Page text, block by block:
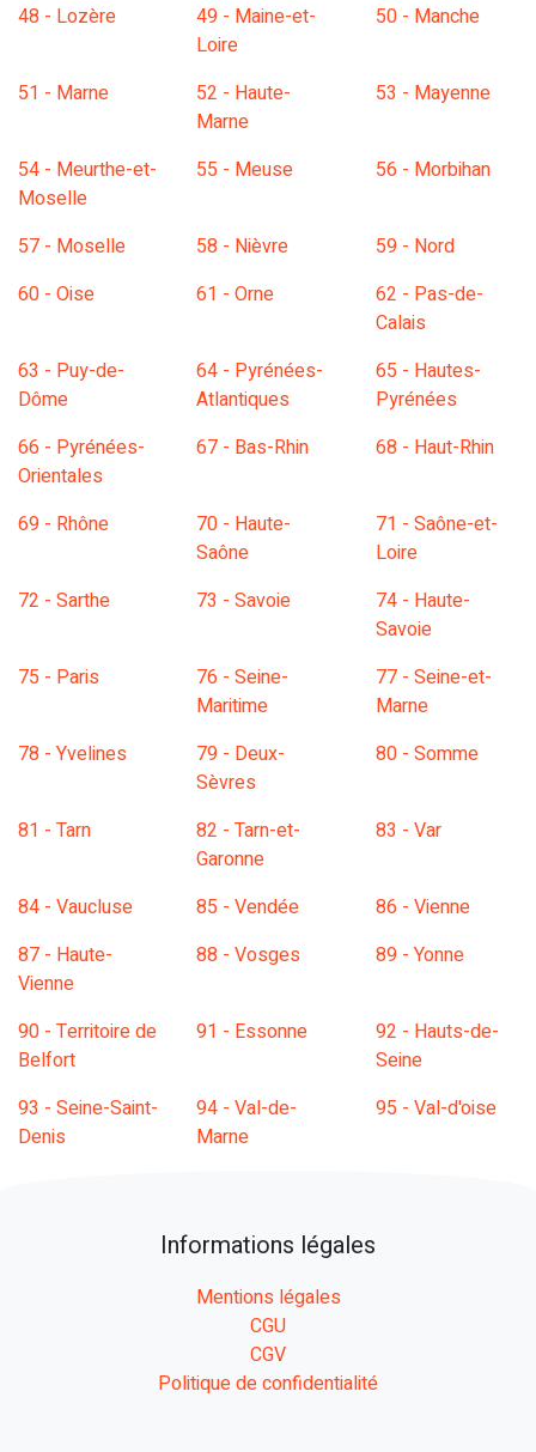
48 - Lozère
49 - Maine-et-
Loire
50 - Manche
51 - Marne
52 - Haute-
Marne
53 - Mayenne
54 - Meurthe-et-
Moselle
55 - Meuse 56 - Morbihan
57 - Moselle 58 - Nièvre
59 - Nord
60 - Oise
61 - Orne
62 - Pas-de-
Calais
63 - Puy-de-
Dôme
64 - Pyrénées-
Atlantiques
65 - Hautes-
Pyrénées
66 - Pyrénées-
Orientales
67 - Bas-Rhin 68 - Haut-Rhin
69 - Rhône
70 - Haute-
Saône
71 - Saône-et-
Loire
72 - Sarthe
73 - Savoie
74 - Haute-
Savoie
75 - Paris
76 - Seine-
Maritime
77 - Seine-et-
Marne
78 - Yvelines
79 - Deux-
Sèvres
80 - Somme
81 - Tarn
82 - Tarn-et-
Garonne
83 - Var
84 - Vaucluse 85 - Vendée
86 - Vienne
87 - Haute-
Vienne
88 - Vosges 89 - Yonne
90 - Territoire de
Belfort
91 - Essonne
92 - Hauts-de-
Seine
93 - Seine-Saint-
Denis
94 - Val-de-
Marne
95 - Val-d'oise
Informations légales
Mentions légales
CGU
CGV
Politique de confidentialité